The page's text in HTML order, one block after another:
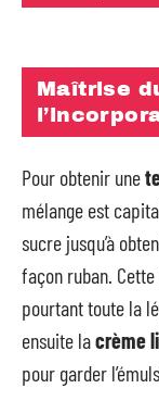
Maîtrise
Pour obtenir une
mélange est
sucre jusqu’à
façon ruban.
pourtant toute la
ensuite lacrème
pour garder